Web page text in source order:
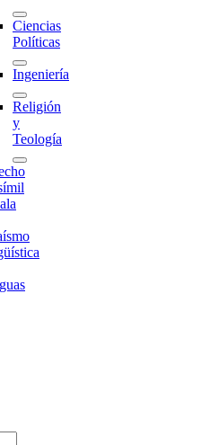
Ciencias
Políticas
Ingeniería
Religión
y
Teología